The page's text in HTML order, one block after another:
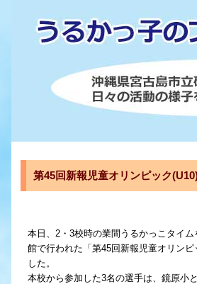
第45回新報児童オリンピック
本日、2・3校時の業間うるかっこタイ
館で行われた「第45回新報児童オリン
した。
本校から参加した3名の選手は、鏡原小